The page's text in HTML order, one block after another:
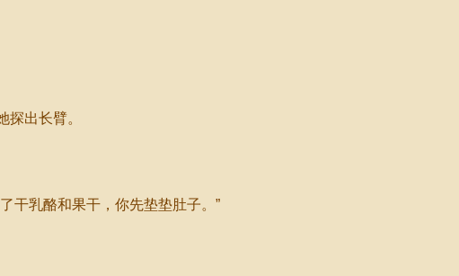
出长臂。
干乳酪和果干，你先垫垫肚子。”